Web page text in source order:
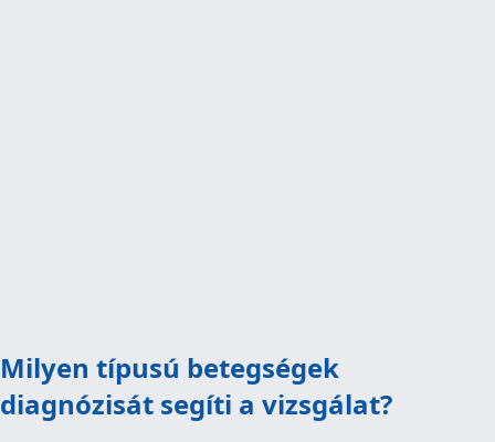
Milyen típusú betegségek
diagnózisát segíti a vizsgálat?